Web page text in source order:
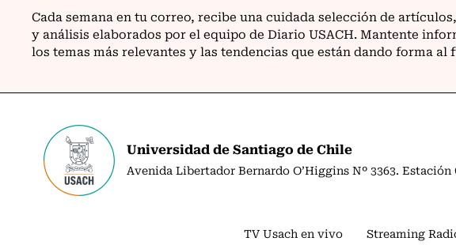
Universidad de Santiago de Chile
Avenida Libertador Bernardo O’Higgins Nº 3363.
TV Usach en vivo Streaming